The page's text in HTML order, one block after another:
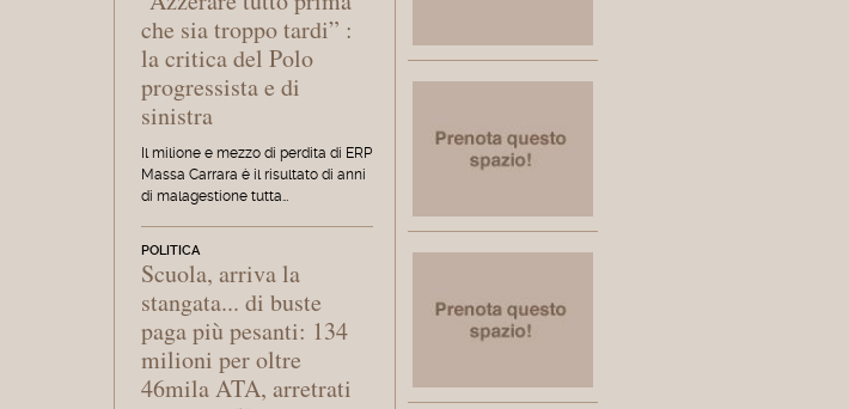
che sia troppo tardi” :
la critica del Polo
progressista e di
sinistra
Il milione e mezzo di perdita di ERP
Massa Carrara è il risultato di anni
di malagestione tutta…
POLITICA
Scuola, arriva la
stangata... di buste
paga più pesanti: 134
milioni per oltre
46mila ATA, arretrati